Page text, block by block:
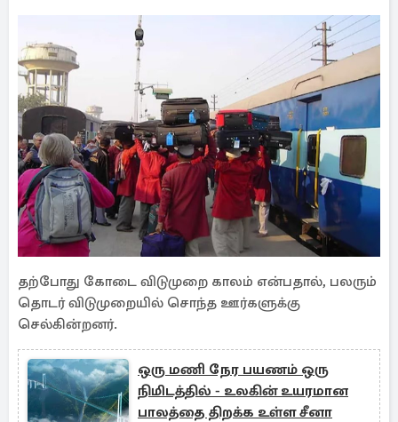
தற்போது கோடை விடுமுறை காலம் என்பதால், பலரும்
தொடர் விடுமுறையில் சொந்த ஊர்களுக்கு
செல்கின்றனர்.
ஒரு மணி நேர பயணம் ஒரு
நிமிடத்தில் - உலகின் உயரமான
பாலத்தை திறக்க உள்ள சீனா